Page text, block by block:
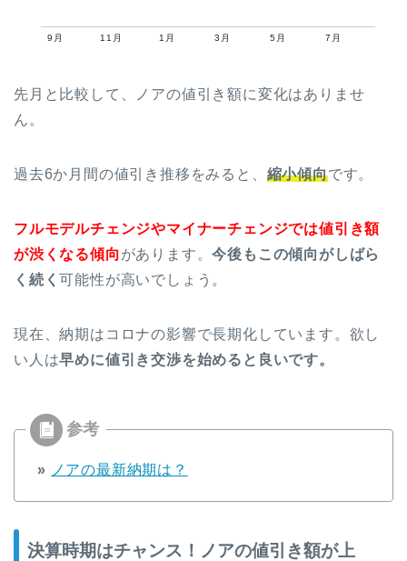
9月 11月 1月 3月 5月 7月
先月と比較して、ノアの値引き額に変化はありませ
ん。
過去6か月間の値引き推移をみると、 縮小傾向です。
フルモデルチェンジやマイナーチェンジでは値引き額
が渋くなる傾向 があります。今後もこの傾向がしばら
く続く可能性が高いでしょう。
現在、納期はコロナの影響で長期化しています。欲し
い人は早めに値引き交渉を始めると良いです。
» ノアの最新納期は？
決算時期はチャンス！ノアの値引き額が上